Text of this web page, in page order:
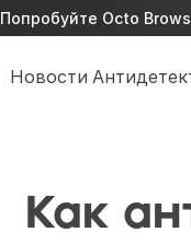
Попробуйте Octo
Новости
Как